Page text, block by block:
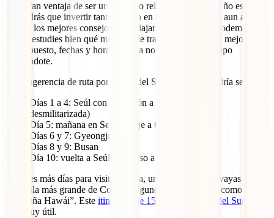
Una gran ventaja de ser un territorio relativamente pequeño es que
no tendrás que invertir tanto tiempo en transportes, pero, aun así,
uno de los mejores consejos para viajar a Corea que te podemos dar
es que estudies bien qué métodos de transporte te vienen mejor y,
por supuesto, fechas y horarios para no perder tanto tiempo
moviéndote.
Una sugerencia de ruta por Corea del Sur en 10 días podría ser esta:
Días 1 a 4: Seúl con excursión a la DMZ (Zona
desmilitarizada)
Día 5: mañana en Seúl y viaje a Gyeongju
Días 6 y 7: Gyeongju
Días 8 y 9: Busan
Día 10: vuelta a Seúl y regreso a casa
Si tienes más días para visitar Corea, un consejo es que vayas a Jeju.
Es la isla más grande de Corea y algunos la categorizan como una
“pequeña Hawái”. Este itinerario de 15 días por Corea del Sur
será muy útil.